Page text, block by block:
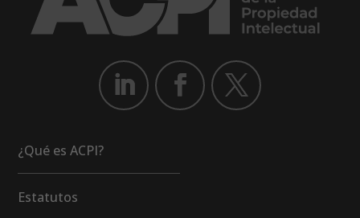
¿Qué es ACPI?
Estatutos